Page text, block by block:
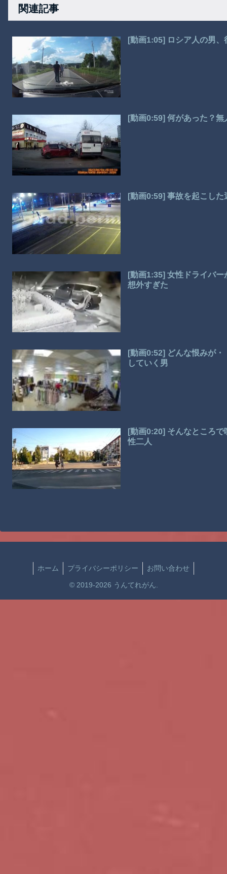
関連記事
[動画1:05] ロシア人の男、
[動画0:59] 何があった？
[動画0:59] 事故を起こし
[動画1:35] 女性ドライバ
想外すぎた
[動画0:52] どんな恨みが
していく男
[動画0:20] そんなところ
性二人
ホーム プライバシーポリシー お問い合わせ
© 2019-2026 うんてれがん.